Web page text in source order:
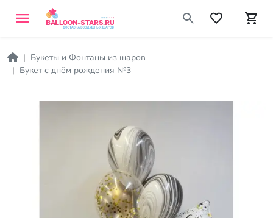
Букеты и Фонтаны из шаров
Букет с днём рождения №3